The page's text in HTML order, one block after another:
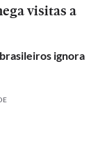
visitas a
ignora